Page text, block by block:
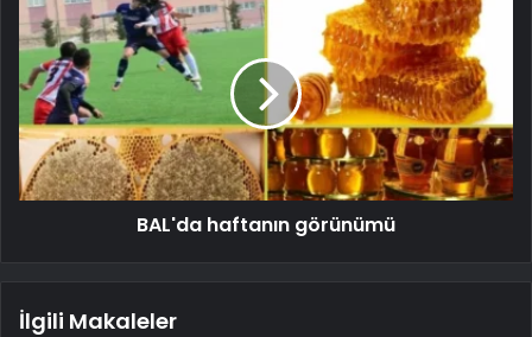
BAL'da haftanın görünümü
İlgili Makaleler